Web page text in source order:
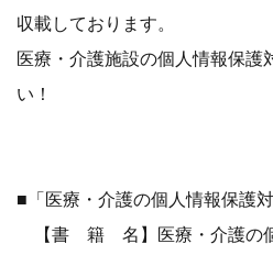
収載しております。
医療・介護施設の個人情報保護
い！
■「医療・介護の個人情報保護
【書 籍 名】医療・介護の